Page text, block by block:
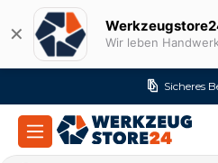
Zum Hauptinhalt springen
✕ Wir leben Handwerk
Sicheres